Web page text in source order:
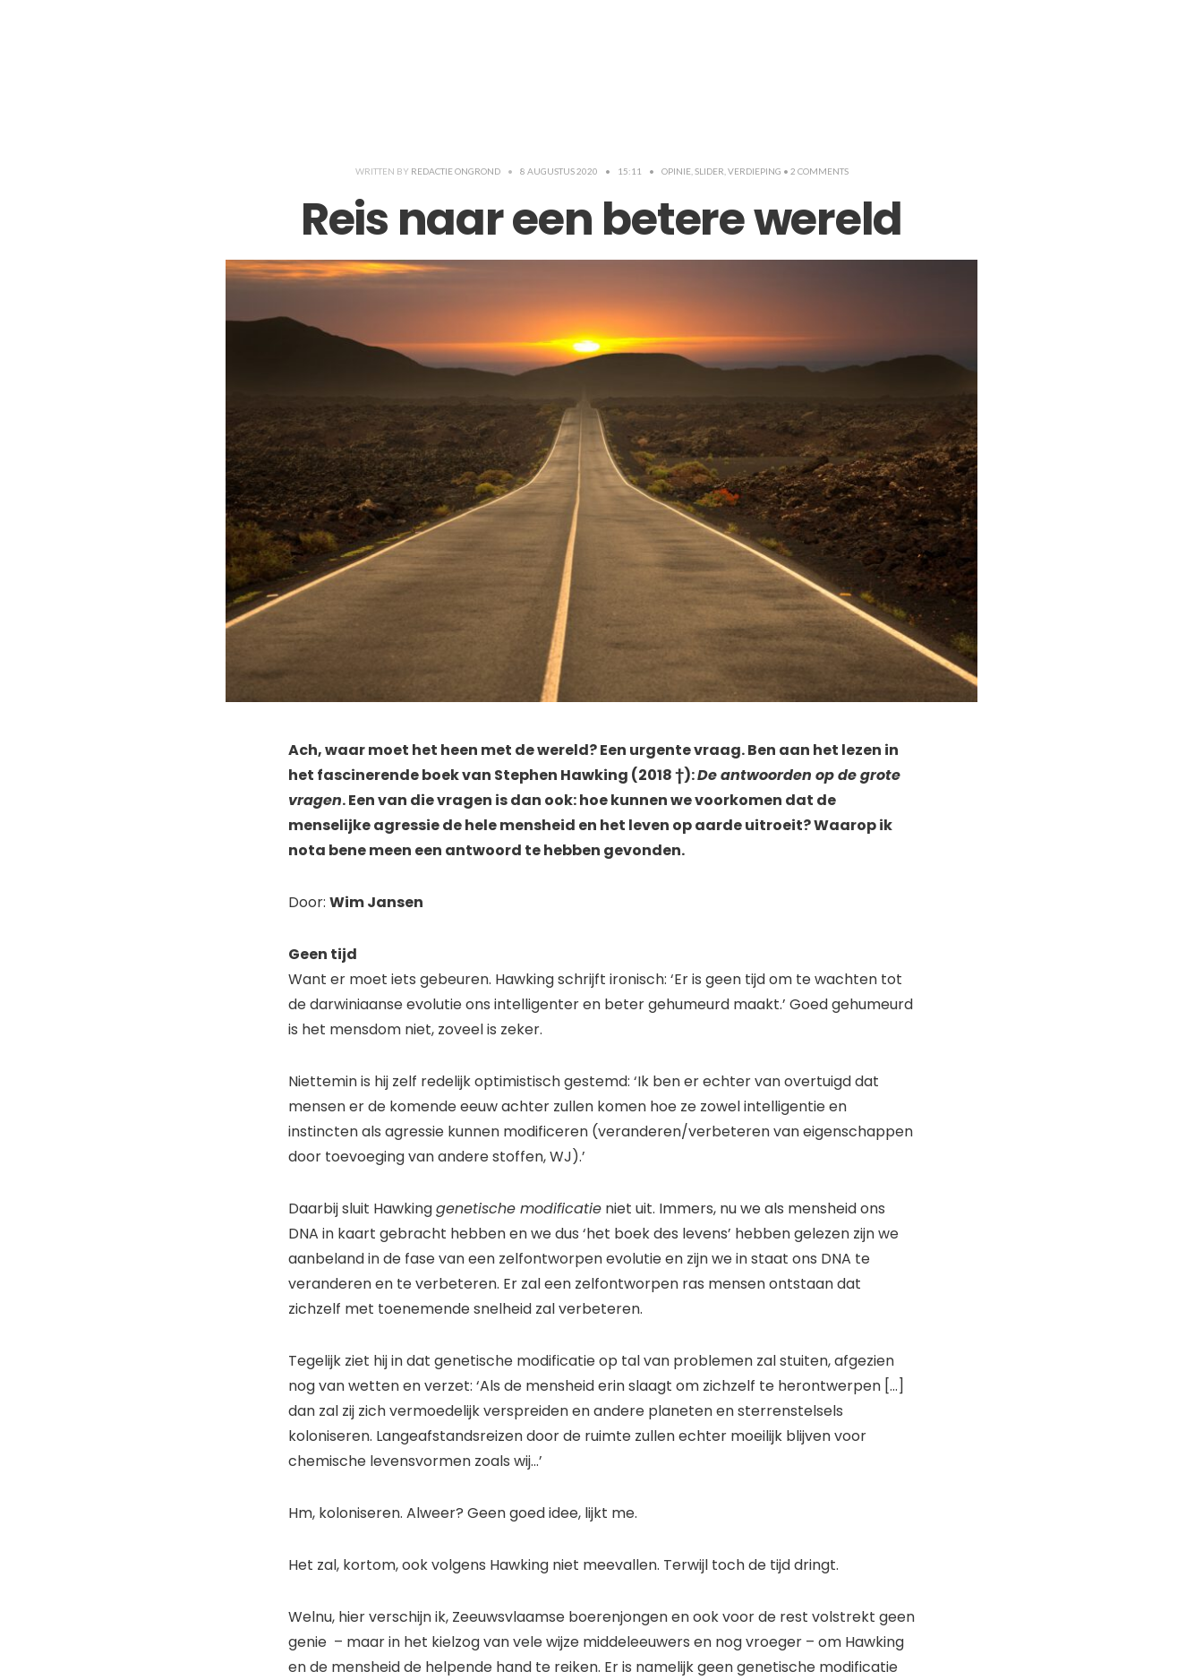
WRITTEN BY REDACTIE ONGROND • 8 AUGUSTUS 2020 • 15:11 • OPINIE, SLIDER VERDIEPING • 2 COMMENTS
Reis naar een betere wereld
Ach, waar moet het heen met de wereld? Een urgente vraag. Ben aan het lezen in
het fascinerende boek van Stephen Hawking (2018†):De antwoorden op de grote
vragen. Een van die vragen is dan ook: hoe kunnen we voorkomen dat de
menselijke agressie de hele mensheid en het leven op aarde uitroeit? Waarop ik
nota bene meen een antwoord te hebben gevonden.
Door: Wim Jansen
Geen tijd
Want er moet iets gebeuren. Hawking schrijft ironisch: ‘Er is geen tijd om te wachten tot
de darwiniaanse evolutie ons intelligenter en beter gehumeurd maakt.’ Goed gehumeurd
is het mensdom niet, zoveel is zeker.
Niettemin is hij zelf redelijk optimistisch gestemd: ‘Ik ben er echter van overtuigd dat
mensen er de komende eeuw achter zullen komen hoe ze zowel intelligentie en
instincten als agressie kunnen modificeren (veranderen/verbeteren van eigenschappen
door toevoeging van andere stoffen, WJ).’
Daarbij sluit Hawkinggenetische modificatie niet uit. Immers, nu we als mensheid ons
DNA in kaart gebracht hebben en we dus ‘het boek des levens’ hebben gelezen zijn we
aanbeland in de fase van een zelfontworpen evolutie en zijn we in staat ons DNA te
veranderen en te verbeteren. Er zal een zelfontworpen ras mensen ontstaan dat
zichzelf met toenemende snelheid zal verbeteren.
Tegelijk ziet hij in dat genetische modificatie op tal van problemen zal stuiten, afgezien
nog van wetten en verzet: ‘Als de mensheid erin slaagt om zichzelf te herontwerpen […]
dan zal zij zich vermoedelijk verspreiden en andere planeten en sterrenstelsels
koloniseren. Langeafstandsreizen door de ruimte zullen echter moeilijk blijven voor
chemische levensvormen zoals wij…’
Hm, koloniseren. Alweer? Geen goed idee, lijkt me.
Het zal, kortom, ook volgens Hawking niet meevallen. Terwijl toch de tijd dringt.
Welnu, hier verschijn ik, Zeeuwsvlaamse boerenjongen en ook voor de rest volstrekt geen
genie – maar in het kielzog van vele wijze middeleeuwers en nog vroeger – om Hawking
en de mensheid de helpende hand te reiken. Er is namelijk geen genetische modificatie